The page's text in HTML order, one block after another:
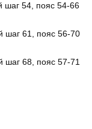
шаг 54, пояс 54-66
шаг 61, пояс 56-70
шаг 68, пояс 57-71